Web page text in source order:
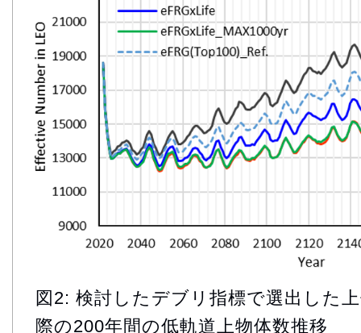
図2: 検討したデブリ指標で選出した
際の200年間の低軌道上物体数推移